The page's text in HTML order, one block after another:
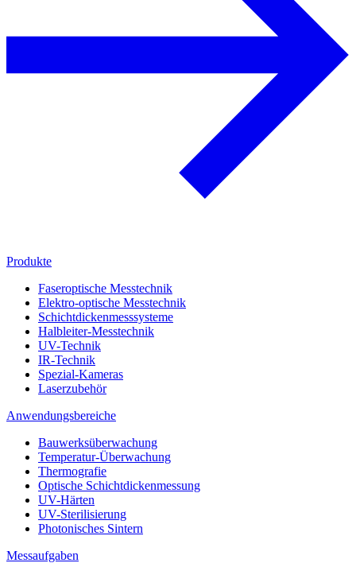
Produkte
Faseroptische Messtechnik
Elektro-optische Messtechnik
Schichtdickenmesssysteme
Halbleiter-Messtechnik
UV-Technik
IR-Technik
Spezial-Kameras
Laserzubehör
Anwendungsbereiche
Bauwerksüberwachung
Temperatur-Überwachung
Thermografie
Optische Schichtdickenmessung
UV-Härten
UV-Sterilisierung
Photonisches Sintern
Messaufgaben